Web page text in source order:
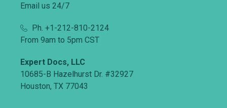
Email us 24/7
Ph. +1-212-810-2124
From 9am to 5pm CST
Expert Docs, LLC
10685-B Hazelhurst Dr. #32927
Houston, TX 77043